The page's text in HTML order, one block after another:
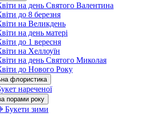
на день Святого Валентина
до 8 березня
на Великдень
на день матері
до 1 вересня
на Хеллоуїн
на день Святого Миколая
до Нового Року
флористика
нареченої
порами року
Букети зими